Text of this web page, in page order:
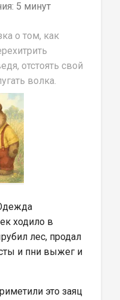
5 минут
о том, как
отстоять свой
волка.
ходило в
лес, продал
и пни выжег и
это заяц